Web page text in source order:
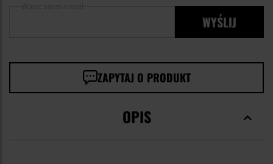
WYŚLIJ
ZAPYTAJ O PRODUKT
OPIS